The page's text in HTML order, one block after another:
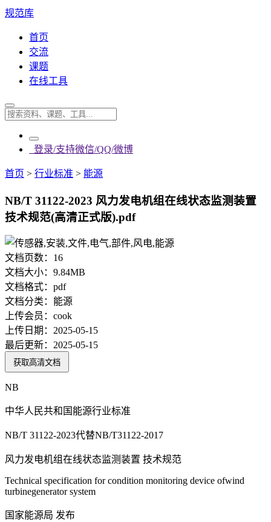
规范库
首页
交流
课题
在线工具
登录/支持微信/QQ/微博
首页 > 行业标准 > 能源
NB/T 31122-2023 风力发电机组在线状态监测装置
技术规范(高清正式版).pdf
文档页数： 16
文档大小： 9.84MB
文档格式： pdf
文档分类： 能源
上传会员： cook
上传日期： 2025-05-15
最后更新： 2025-05-15
获取高清文档
NB
中华人民共和国能源行业标准
NB/T 31122-2023代替NB/T31122-2017
风力发电机组在线状态监测装置 技术规范
Technical specification for condition monitoring device ofwind
turbinegenerator system
国家能源局 发布